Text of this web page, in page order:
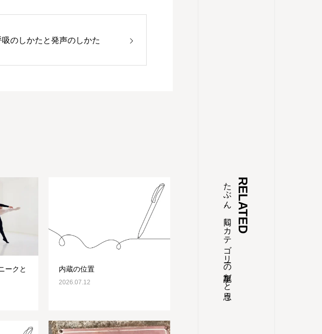
吸のしかたと発声のしかた
RELATED
たぶん、同じカテゴリーの記事だと思う
ークと
内蔵の位置
2026.07.12